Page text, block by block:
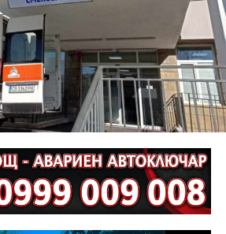
причинена смъртта на водача му
действия са извършени от
Габрово съвместно с
място са изготвени и снимки.
на тялото на пострадалия и е
експертиза.
на автотехническа
причините и механизма на
произшествие.